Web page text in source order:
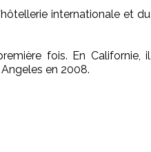
internationale et du
fois. En Californie, il
en 2008.